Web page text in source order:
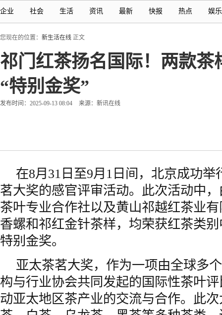
企业 社会 生活 资讯 最新 快报 热点 娱乐
您现在的位置： 新生活在线 正文
祁门红茶扬名国际！两款
“特别金奖”
发布时间：2025-09-13 08:04 来源：新讯在线
在8月31日至9月1日间，北京成功举
茗大奖的感官评审活动。此次活动中
茶叶专业合作社以及黄山祁越红茶业
香螺和祁红金针茶样，均荣获红茶类
特别金奖。
亚太茶茗大奖，作为一项由全球多
构与行业协会共同发起的国际性茶叶
动亚太地区茶产业的交流与合作。此